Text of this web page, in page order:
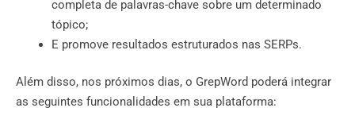
completa de palavras-chave sobre um determinado
tópico;
E promove resultados estruturados nas SERPs.
Além disso, nos próximos dias, o GrepWord poderá integrar
as seguintes funcionalidades em sua plataforma: